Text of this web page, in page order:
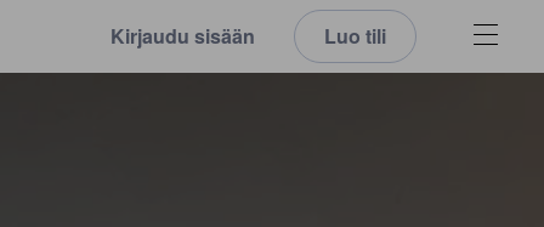
Kirjaudu sisään Luo tili